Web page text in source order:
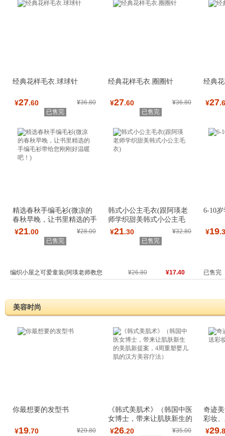
经典花样毛衣.球球针
¥27.60 ¥36.80
已售完
经典花样毛衣.圈圈针
¥27.60 ¥36.80
已售完
经典
¥27
精选春秋手编毛衫(微凉的
春秋早晚，让书里精选的手
编毛衫带给您
¥21.00 ¥28.00
已售完
韩式小公主毛衣(跟阿瑛老
师学织甜美韩式小公主毛
衣)
¥21.30 ¥32.80
已售完
6-10
¥19
编织小屋之可爱童装(阿瑛老师教您 ¥26.80 ¥17.40 已售完
美容时尚
你最想要的发型书
¥19.70 ¥29.80
《韩式美肌术》（韩国中医
女博士，带来让肌肤新生的
美肌新提案，
¥26.20 ¥35.00
奇迹
彩妆
¥29